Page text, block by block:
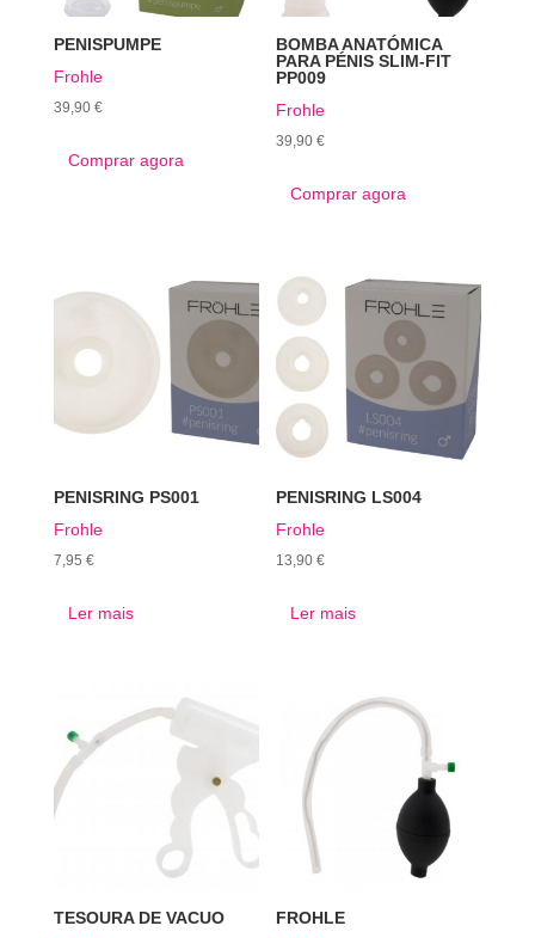
PENISPUMPE
Frohle
39,90 €
Comprar agora
BOMBA ANATÓMICA
PARA PÉNIS SLIM-FIT
PP009
Frohle
39,90€
Comprar agora
PENISRING PS001
Frohle
7,95 €
Ler mais
PENISRING LS004
Frohle
13,90€
Ler mais
TESOURA DE VACUO
FROHLE